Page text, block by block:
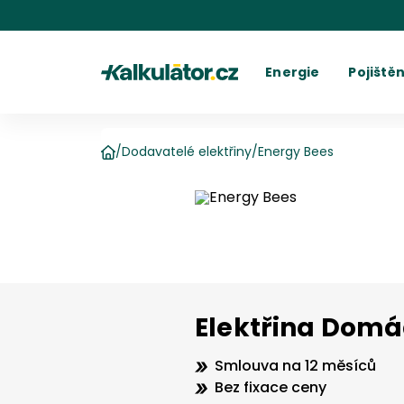
Kalkulátor.cz Energie
Kalkulačka elektřiny
Povinné
Domů
/Dodavatelé elektřiny/Energy Bees
Elektřina
Smlouva na 12 měsíců
Bez fixace ceny